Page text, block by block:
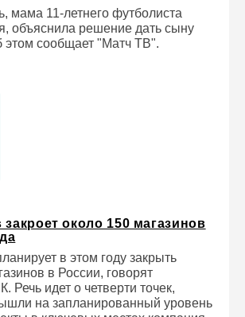
мама 11-летнего футболиста
объяснила решение дать сыну
этом сообщает "Матч ТВ".
закроет около 150 магазинов
в этом году закрыть
в России, говорят
Речь идет о четверти точек,
на запланированный уровень